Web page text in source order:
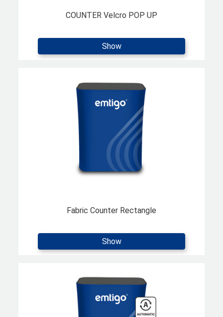
COUNTER Velcro POP UP
Show
Fabric Counter Rectangle
Show